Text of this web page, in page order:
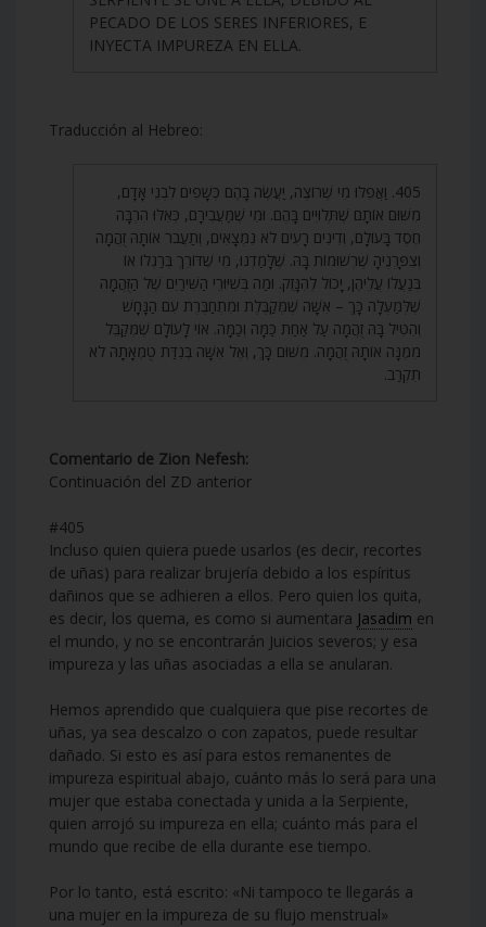
PECADO DE LOS SERES INFERIORES, E
INYECTA IMPUREZA EN ELLA.
Traducción al Hebreo:
405. וַאֲפִלּוּ מִי שֶׁרוֹצֶה, יַעֲשֶׂה בָהֶם כְּשָׁפִים לִבְנֵי אָדָם,
מִשּׁוּם אוֹתָם שֶׁתְּלוּיִים בָּהֶם. וּמִי שֶׁמַּעֲבִירָם, כְּאִלּוּ הִרְבָּה
חֶסֶד בָּעוֹלָם, וְדִינִים רָעִים לֹא נִמְצָאִים, וְתַעֲבֹר אוֹתָהּ זֻהֲמָה
וְצִפָּרְנֶיהָ שֶׁרְשׁוּמוֹת בָּהּ. שֶׁלָּמַדְנוּ, מִי שֶׁדּוֹרֵךְ בְּרַגְלוֹ אוֹ
בְּנַעֲלוֹ עֲלֵיהֶן, יָכוֹל לְהִנָּזֵק. וּמַה בְּשִׁיּוּרֵי הַשִּׁירַיִם שֶׁל הַזֻּהֲמָה
שֶׁלְּמַעְלָה כָּךְ – אִשָּׁה שֶׁמְּקַבֶּלֶת וּמִתְחַבֶּרֶת עִם הַנָּחָשׁ
וְהִטִּיל בָּהּ זֻהֲמָה עַל אַחַת כַּמָּה וְכַמָּה. אוֹי לָעוֹלָם שֶׁמְּקַבֵּל
מִמֶּנָּה אוֹתָהּ זֻהֲמָה. מִשּׁוּם כָּךְ, וְאֶל אִשָּׁה בְּנִדַּת טֻמְאָתָהּ לֹא
תִקְרַב.
Comentario de Zion Nefesh:
Continuación del ZD anterior
#405
Incluso quien quiera puede usarlos (es decir, recortes
de uñas) para realizar brujería debido a los espíritus
dañinos que se adhieren a ellos. Pero quien los quita,
es decir, los quema, es como si aumentara Jasadim en
el mundo, y no se encontrarán Juicios severos; y esa
impureza y las uñas asociadas a ella se anularan.
Hemos aprendido que cualquiera que pise recortes de
uñas, ya sea descalzo o con zapatos, puede resultar
dañado. Si esto es así para estos remanentes de
impureza espiritual abajo, cuánto más lo será para una
mujer que estaba conectada y unida a la Serpiente,
quien arrojó su impureza en ella; cuánto más para el
mundo que recibe de ella durante ese tiempo.
Por lo tanto, está escrito: «Ni tampoco te llegarás a
una mujer en la impureza de su flujo menstrual»